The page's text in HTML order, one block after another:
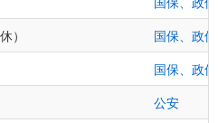
）
国保、政
国保、政
公安